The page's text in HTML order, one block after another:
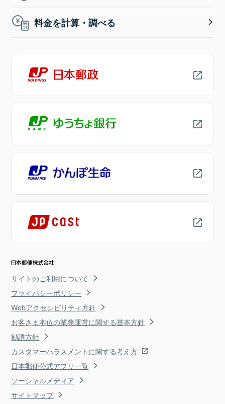
料金を計算・調べる
サイトのご利用について
プライバシーポリシー
Webアクセシビリティ方針
お客さま本位の業務運営に関する基本方針
勧誘方針
カスタマーハラスメントに関する考え方
日本郵便公式アプリ一覧
ソーシャルメディア
サイトマップ